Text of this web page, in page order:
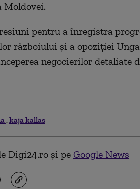
Moldovei.
pentru a înregistra
războiului şi a opoziţiei
negocierilor detaliate
kaja kallas
Digi24.ro și pe Google News